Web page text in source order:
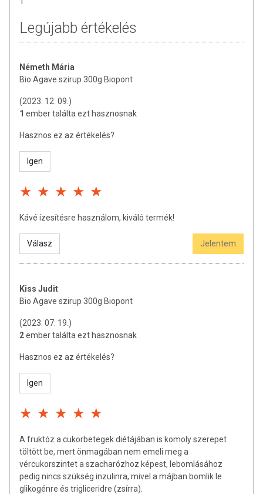
Legújabb értékelés
Németh Mária
Bio Agave szirup 300g Biopont
(2023. 12. 09.)
1 ember találta ezt hasznosnak
Hasznos ez az értékelés?
Igen
Kávé ízesítésre használom, kiváló termék!
Válasz Jelentem
Kiss Judit
Bio Agave szirup 300g Biopont
(2023. 07. 19.)
2ember találta ezt hasznosnak
Hasznos ez az értékelés?
Igen
A fruktóz a cukorbetegek diétájában is komoly szerepet
töltött be, mert önmagában nem emeli meg a
vércukorszintet a szacharózhoz képest, lebomlásához
pedig nincs szükség inzulinra, mivel a májban bomlik le
glikogénre és trigliceridre (zsírra).